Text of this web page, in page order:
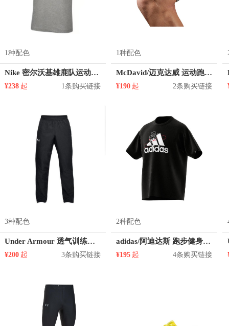
1种配色
Nike 密尔沃基雄鹿队运动圆领短袖T恤 DR0090
¥238 起 1条购买链接
1种配色
McDavid/迈克达威 运动跑步骼胫束绑带
¥190 起 2条购买链接
3种配色
Under Armour 透气训练运动直筒长裤Woven 1320122
¥200 起 3条购买链接
2种配色
adidas/阿迪达斯 跑步健身丘比特天使印花圆领短袖T恤 GV2911
¥195 起 4条购买链接